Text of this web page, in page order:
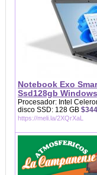
Notebook Exo
Ssd128gb
Procesador: Intel
disco SSD: 128 GB
https://meli.la/2XQrXaL